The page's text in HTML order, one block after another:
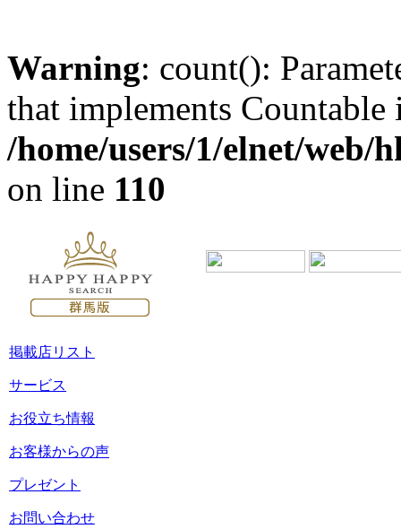
Warning: count():
that implements Countable
/home/users/1/elnet/web/
on line 110
掲載店リスト
サービス
お役立ち情報
お客様からの声
プレゼント
お問い合わせ